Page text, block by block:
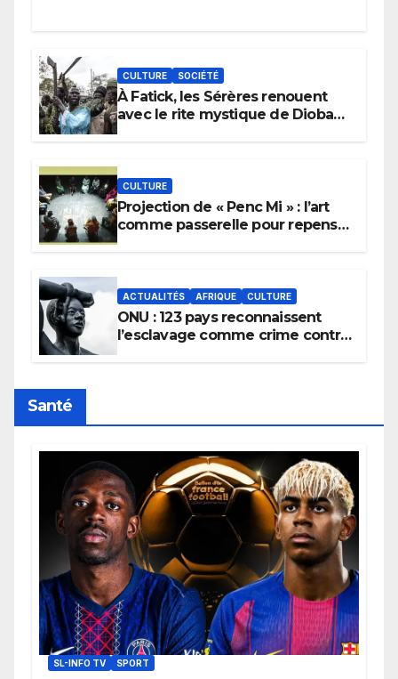
CULTURE SOCIÉTÉ
À Fatick, les Sérères renouent
avec le rite mystique de Diobaye
CULTURE
Projection de « Penc Mi » : l’art
comme passerelle pour repenser
ACTUALITÉS AFRIQUE CULTURE
ONU : 123 pays reconnaissent
l’esclavage comme crime contre
Santé
SL-INFO TV SPORT